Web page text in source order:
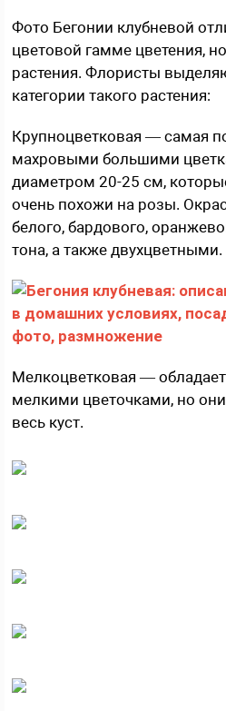
Фото Бегонии клубневой
цветовой гамме цветения,
растения. Флористы
категории такого растения:
Крупноцветковая — самая
махровыми большими
диаметром 20-25 см,
очень похожи на розы.
белого, бардового,
тона, а также двухцветными.
Мелкоцветковая —
мелкими цветочками, но
весь куст.